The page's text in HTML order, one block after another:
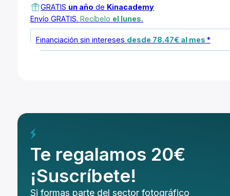
precio
original
era:
precio
actual
es:
GRATIS un año de Kinacademy
Envío GRATIS.Recíbelo el lunes.
Financiación sin intereses desde 78.47€ al mes *
Te regalamos 20€
¡Suscríbete!
Si formas parte del sector fotográfico